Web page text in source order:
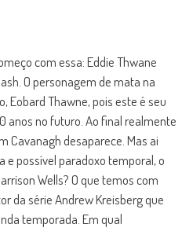
com essa: Eddie Thwane
O personagem de mata na
Eobard Thawne, pois este é seu
anos no futuro. Ao final realmente
Cavanagh desaparece. Mas ai
e possível paradoxo temporal, o
Wells? O que temos com
da série Andrew Kreisberg que
temporada. Em qual